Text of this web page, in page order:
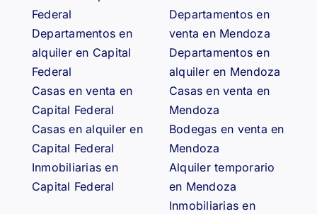
Federal
Departamentos en
alquiler en Capital
Federal
Casas en venta en
Capital Federal
Casas en alquiler en
Capital Federal
Inmobiliarias en
Capital Federal
Departamentos en
venta en Mendoza
Departamentos en
alquiler en Mendoza
Casas en venta en
Mendoza
Bodegas en venta en
Mendoza
Alquiler temporario
en Mendoza
Inmobiliarias en